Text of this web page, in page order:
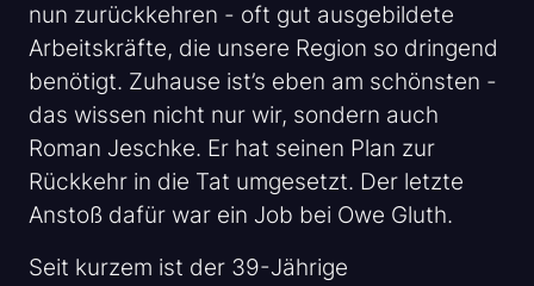
nun zurückkehren - oft gut ausgebildete
Arbeitskräfte, die unsere Region so dringend
benötigt. Zuhause ist’s eben am schönsten -
das wissen nicht nur wir, sondern auch
Roman Jeschke. Er hat seinen Plan zur
Rückkehr in die Tat umgesetzt. Der letzte
Anstoß dafür war ein Job bei Owe Gluth.
Seit kurzem ist der 39-Jährige